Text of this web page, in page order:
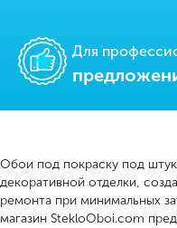
Для
Обои под покраску под
декоративной отделки,
ремонта при минимальных
магазин StekloOboi.com